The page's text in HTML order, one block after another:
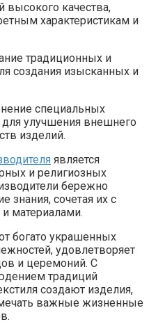
высокого качества,
характеристикам и
традиционных и
создания изысканных и
специальных
улучшения внешнего
изделий.
является
и религиозных
бережно
знания, сочетая их с
материалами.
богато украшенных
удовлетворяет
и церемоний. С
традиций
создают изделия,
важные жизненные